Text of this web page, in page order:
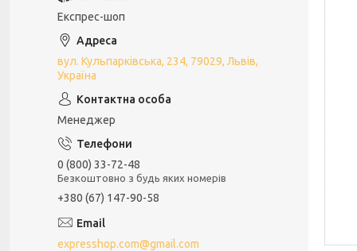
Експрес-шоп
вул. Кульпарківська, 234, 79029, Львів,
Україна
Менеджер
0 (800) 33-72-48
Безкоштовно з будь яких номерів
+380 (67) 147-90-58
expresshop.com@gmail.com